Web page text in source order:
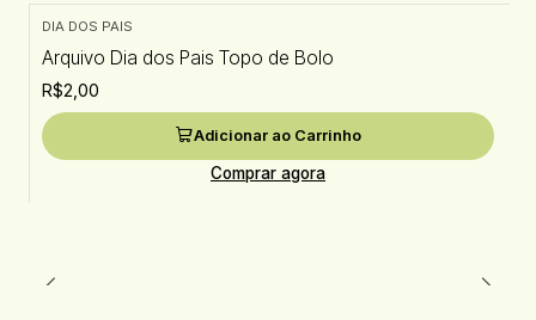
DIA DOS PAIS
Arquivo Dia dos Pais Topo de Bolo
R$2,00
Adicionar ao Carrinho
Comprar agora